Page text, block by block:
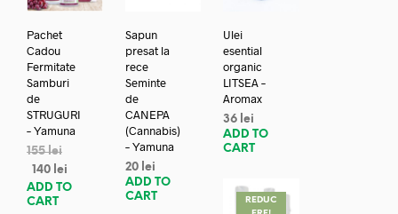
Pachet
Cadou
Fermitate
Samburi
de
STRUGURI
– Yamuna
155lei
140 lei
ADD TO
CART
Sapun
presat la
rece
Seminte
de
CANEPA
(Cannabis)
– Yamuna
20 lei
ADD TO
CART
Ulei
esential
organic
LITSEA –
Aromax
36 lei
ADD TO
CART
REDUC